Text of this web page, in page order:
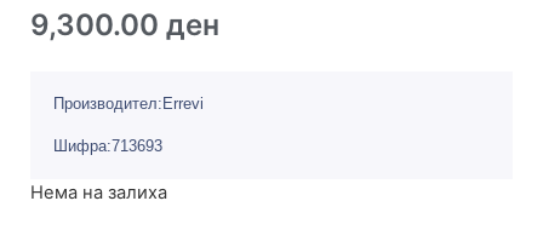
9,300.00 ден
Производител:Errevi
Шифра:713693
Нема на залиха